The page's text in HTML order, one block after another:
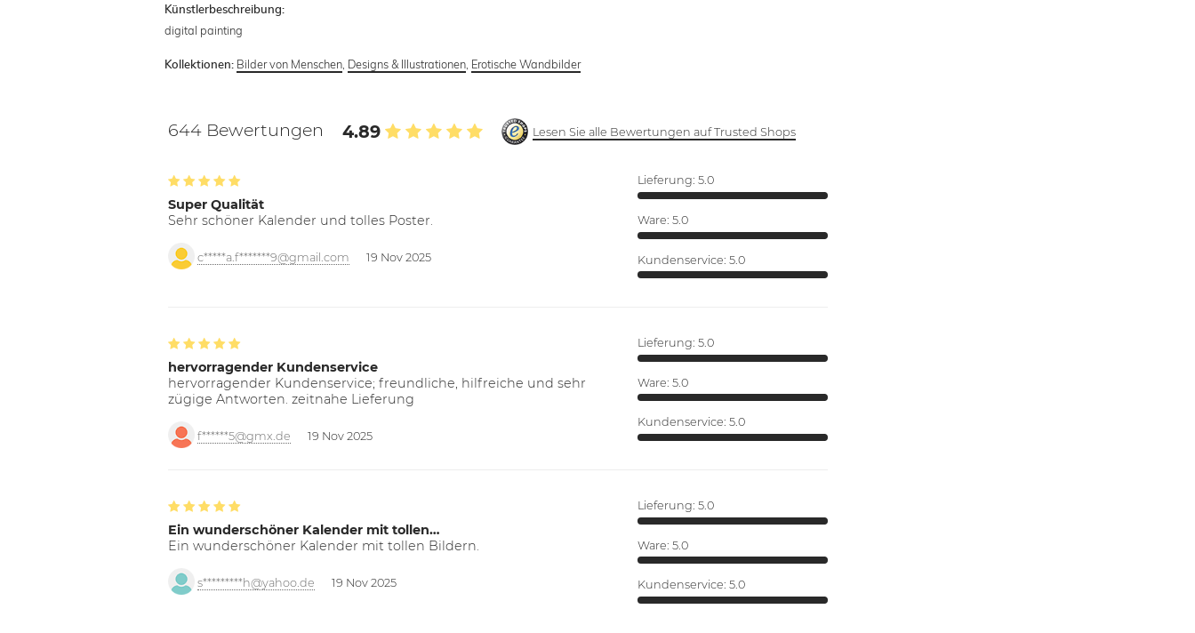
Künstlerbeschreibung:
digital painting
Kollektionen: Bilder von Menschen, Designs & Illustrationen, Erotische Wandbilder
644 Bewertungen 4.89 Lesen Sie alle Bewertungen auf Trusted Shops
Super Qualität
Sehr schöner Kalender und tolles Poster.
c*****a.f*******9@gmail.com 19 Nov 2025
Lieferung: 5.0
Ware: 5.0
Kundenservice: 5.0
hervorragender Kundenservice
hervorragender Kundenservice; freundliche, hilfreiche und sehr
zügige Antworten. zeitnahe Lieferung
f******5@gmx.de 19 Nov 2025
Lieferung: 5.0
Ware: 5.0
Kundenservice: 5.0
Ein wunderschöner Kalender mit tollen…
Ein wunderschöner Kalender mit tollen Bildern.
s*********h@yahoo.de 19 Nov 2025
Lieferung: 5.0
Ware: 5.0
Kundenservice: 5.0